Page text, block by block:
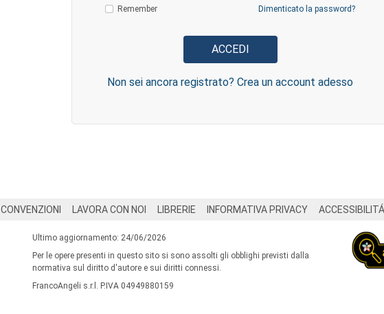
Remember Dimenticato la password?
Non sei ancora registrato? Crea un account adesso
CONVENZIONI LAVORA CON NOI LIBRERIE INFORMATIVA PRIVACY ACCESSIBILITÁ
Ultimo aggiornamento: 24/06/2026
Per le opere presenti in questo sito si sono assolti gli obblighi previsti dalla
normativa sul diritto d'autore e sui diritti connessi.
FrancoAngeli s.r.l. P.IVA 04949880159